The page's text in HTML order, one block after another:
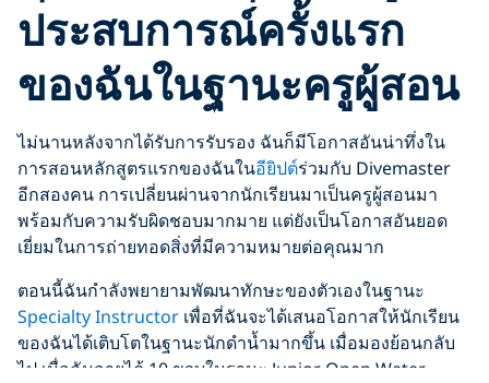
ประสบการณ์ครั้งแรก
ของฉันในฐานะครูผู้สอน
ไม่นานหลังจากได้รับการรับรอง ฉันก็มีโอกาสอันน่าทึ่งใน
การสอนหลักสูตรแรกของฉันในอียิปต์ร่วมกับ Divemaster
อีกสองคน การเปลี่ยนผ่านจากนักเรียนมาเป็นครูผู้สอนมา
พร้อมกับความรับผิดชอบมากมาย แต่ยังเป็นโอกาสอันยอด
เยี่ยมในการถ่ายทอดสิ่งที่มีความหมายต่อคุณมาก
ตอนนี้ฉันกำลังพยายามพัฒนาทักษะของตัวเองในฐานะ
Specialty Instructor เพื่อที่ฉันจะได้เสนอโอกาสให้นักเรียน
ของฉันได้เติบโตในฐานะนักดำน้ำมากขึ้น เมื่อมองย้อนกลับ
ไป เมื่อฉันอายุได้ 10 ขวบในฐานะ Junior Open Water